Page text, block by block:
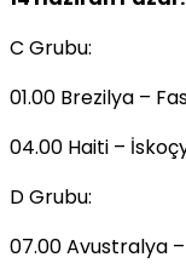
C Grubu:
01.00 Brezilya –
04.00 Haiti –
D Grubu:
07.00 Avustralya